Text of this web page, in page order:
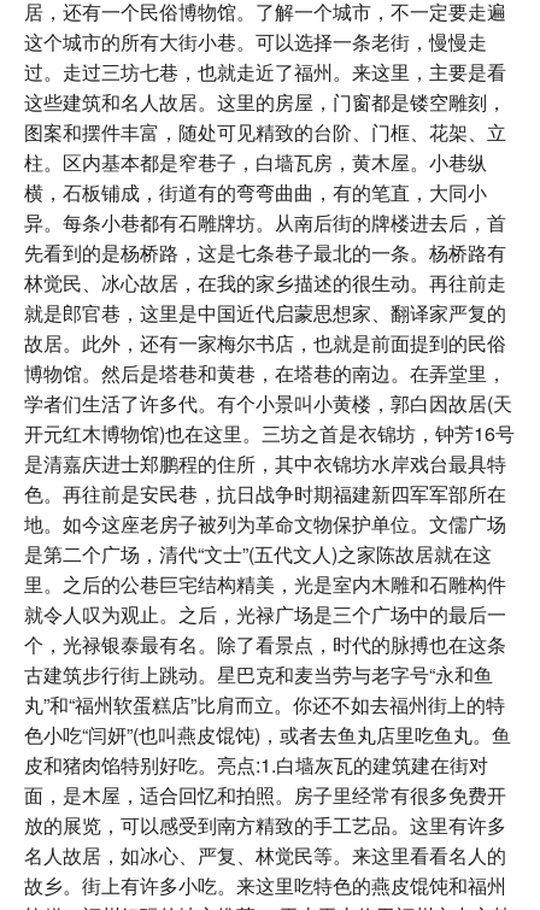
居，还有一个民俗博物馆。了解一个城市，不一定要走遍
这个城市的所有大街小巷。可以选择一条老街，慢慢走
过。走过三坊七巷，也就走近了福州。来这里，主要是看
这些建筑和名人故居。这里的房屋，门窗都是镂空雕刻，
图案和摆件丰富，随处可见精致的台阶、门框、花架、立
柱。区内基本都是窄巷子，白墙瓦房，黄木屋。小巷纵
横，石板铺成，街道有的弯弯曲曲，有的笔直，大同小
异。每条小巷都有石雕牌坊。从南后街的牌楼进去后，首
先看到的是杨桥路，这是七条巷子最北的一条。杨桥路有
林觉民、冰心故居，在我的家乡描述的很生动。再往前走
就是郎官巷，这里是中国近代启蒙思想家、翻译家严复的
故居。此外，还有一家梅尔书店，也就是前面提到的民俗
博物馆。然后是塔巷和黄巷，在塔巷的南边。在弄堂里，
学者们生活了许多代。有个小景叫小黄楼，郭白因故居(天
开元红木博物馆)也在这里。三坊之首是衣锦坊，钟芳16号
是清嘉庆进士郑鹏程的住所，其中衣锦坊水岸戏台最具特
色。再往前是安民巷，抗日战争时期福建新四军军部所在
地。如今这座老房子被列为革命文物保护单位。文儒广场
是第二个广场，清代“文士”(五代文人)之家陈故居就在这
里。之后的公巷巨宅结构精美，光是室内木雕和石雕构件
就令人叹为观止。之后，光禄广场是三个广场中的最后一
个，光禄银泰最有名。除了看景点，时代的脉搏也在这条
古建筑步行街上跳动。星巴克和麦当劳与老字号“永和鱼
丸”和“福州软蛋糕店”比肩而立。你还不如去福州街上的特
色小吃“闫妍”(也叫燕皮馄饨)，或者去鱼丸店里吃鱼丸。鱼
皮和猪肉馅特别好吃。亮点:1.白墙灰瓦的建筑建在街对
面，是木屋，适合回忆和拍照。房子里经常有很多免费开
放的展览，可以感受到南方精致的手工艺品。这里有许多
名人故居，如冰心、严复、林觉民等。来这里看看名人的
故乡。街上有许多小吃。来这里吃特色的燕皮馄饨和福州